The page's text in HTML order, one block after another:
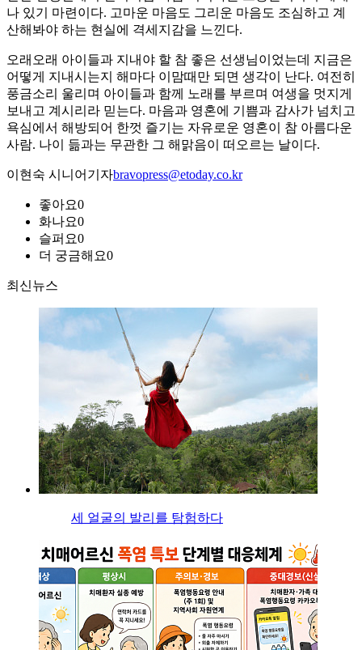
나 있기 마련이다. 고마운 마음도 그리운 마음도 조심하고 계
산해봐야 하는 현실에 격세지감을 느낀다.
오래오래 아이들과 지내야 할 참 좋은 선생님이었는데 지금은
어떻게 지내시는지 해마다 이맘때만 되면 생각이 난다. 여전히
풍금소리 울리며 아이들과 함께 노래를 부르며 여생을 멋지게
보내고 계시리라 믿는다. 마음과 영혼에 기쁨과 감사가 넘치고
욕심에서 해방되어 한껏 즐기는 자유로운 영혼이 참 아름다운
사람. 나이 듦과는 무관한 그 해맑음이 떠오르는 날이다.
이현숙 시니어기자bravopress@etoday.co.kr
좋아요0
화나요0
슬퍼요0
더 궁금해요0
최신뉴스
세 얼굴의 발리를 탐험하다